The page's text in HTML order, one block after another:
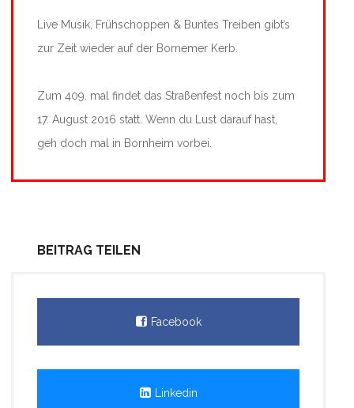
Live Musik, Frühschoppen & Buntes Treiben gibt’s
zur Zeit wieder auf der Bornemer Kerb.
Zum 409. mal findet das Straßenfest noch bis zum
17. August 2016 statt. Wenn du Lust darauf hast,
geh doch mal in Bornheim vorbei.
BEITRAG TEILEN
Facebook
Linkedin